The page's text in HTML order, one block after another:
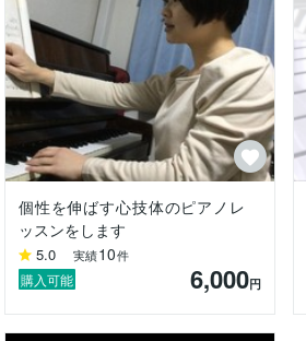
個性を伸ばす心技体のピアノレ
ッスンをします
5.0 実績10件
購入可能 6,000円